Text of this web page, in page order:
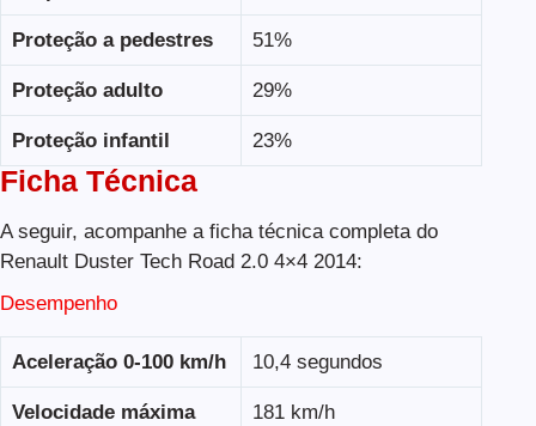
Proteção a pedestres 51%
Proteção adulto 29%
Proteção infantil 23%
Ficha Técnica
A seguir, acompanhe a ficha técnica completa do
Renault Duster Tech Road 2.0 4×4 2014:
Desempenho
Aceleração 0-100 km/h 10,4 segundos
Velocidade máxima
181 km/h